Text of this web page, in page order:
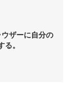
ザーに自分の
。